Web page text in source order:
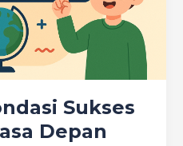
Sukses
Depan